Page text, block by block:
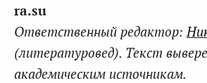
ra.su
Ответственный редактор:
(литературовед). Текст
академическим источникам.